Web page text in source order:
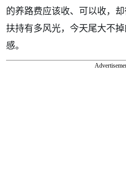
的养路费应该收、可以收，
扶持有多风光，今天尾大不
感。